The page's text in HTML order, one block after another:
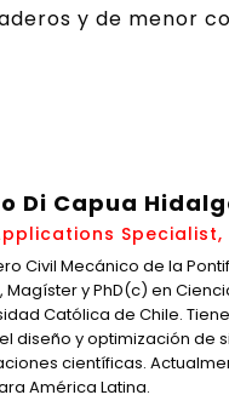
y de menor
Di Capua
Specialist,
Civil Mecánico de la
Magíster y PhD(c) en
Católica de Chile.
diseño y optimización de
científicas.
América Latina.